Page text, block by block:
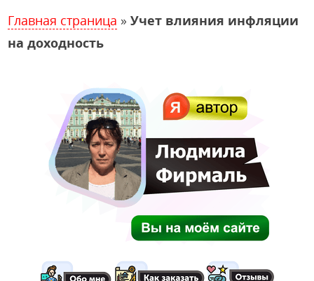
Главная страница »Учет влияния инфляции
на доходность